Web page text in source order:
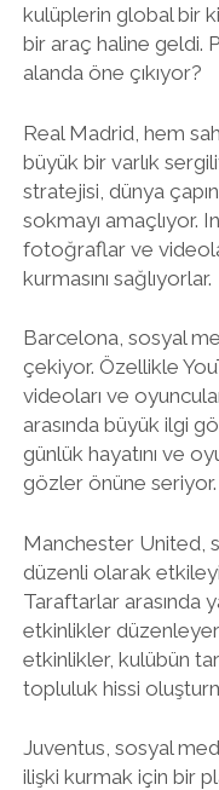
kulüplerin global bir
bir araç haline geldi.
alanda öne çıkıyor?
Real Madrid, hem
büyük bir varlık
stratejisi, dünya
sokmayı amaçlıyor.
fotoğraflar ve
kurmasını sağlıyorlar.
Barcelona, sosyal
çekiyor. Özellikle
videoları ve
arasında büyük ilgi
günlük hayatını ve
gözler önüne seriyor.
Manchester United,
düzenli olarak
Taraftarlar arasında
etkinlikler
etkinlikler, kulübün
topluluk hissi
Juventus, sosyal
ilişki kurmak için bir